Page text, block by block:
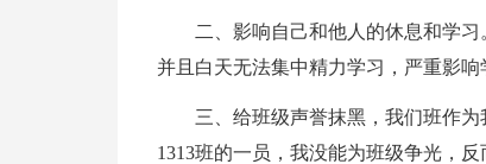
二、影响自己和他人的休息和学
并且白天无法集中精力学习，严重影响
三、给班级声誉抹黑，我们班作
1313班的一员，我没能为班级争光，